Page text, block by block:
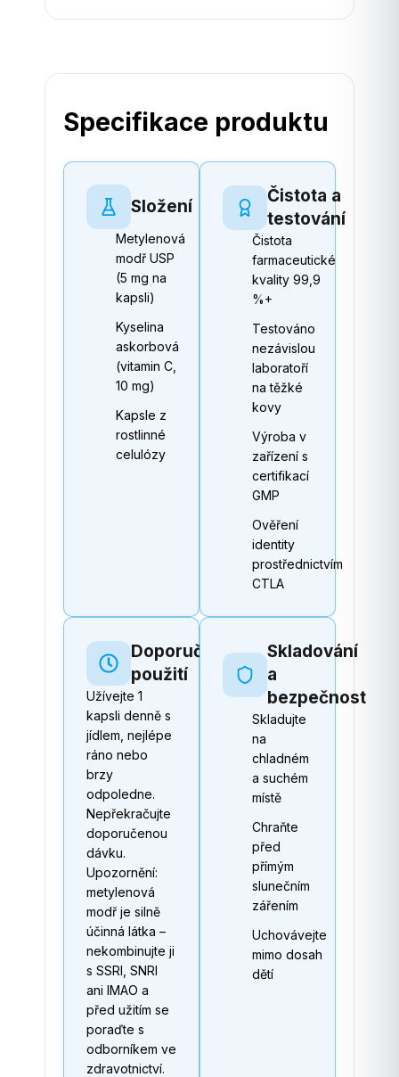
Specifikace produktu
Složení
Metylenová
modř USP
(5 mg na
kapsli)
Kyselina
askorbová
(vitamin C,
10 mg)
Kapsle z
rostlinné
celulózy
Čistota a
testování
Čistota
farmaceutické
kvality 99,9
%+
Testováno
nezávislou
laboratoří
na těžké
kovy
Výroba v
zařízení s
certifikací
GMP
Ověření
identity
prostřednictvím
CTLA
Doporučené
použití
Užívejte 1
kapsli denně s
jídlem, nejlépe
ráno nebo
brzy
odpoledne.
Nepřekračujte
doporučenou
dávku.
Upozornění:
metylenová
modř je silně
účinná látka –
nekombinujte ji
s SSRI, SNRI
ani IMAO a
před užitím se
poraďte s
odborníkem ve
zdravotnictví.
Skladování
a
bezpečnost
Skladujte
na
chladném
a suchém
místě
Chraňte
před
přímým
slunečním
zářením
Uchovávejte
mimo dosah
dětí